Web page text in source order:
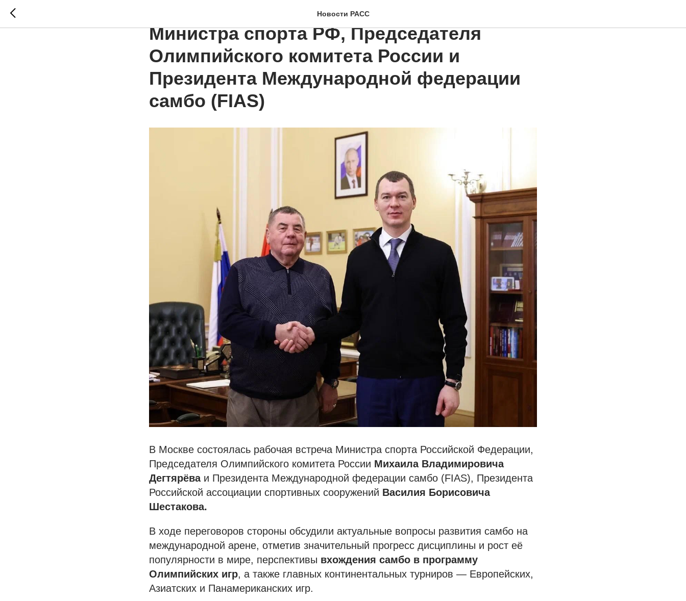
Новости РАСС
В Москве состоялась рабочая встреча
Министра спорта РФ, Председателя
Олимпийского комитета России и
Президента Международной федерации
самбо (FIAS)
В Москве состоялась рабочая встреча Министра спорта Российской Федерации,
Председателя Олимпийского комитета России Михаила Владимировича
Дегтярёваи Президента Международной федерации самбо (FIAS), Президента
Российской ассоциации спортивных сооружений Василия Борисовича
Шестакова.
В ходе переговоров стороны обсудили актуальные вопросы развития самбо на
международной арене, отметив значительный прогресс дисциплины и рост её
популярности в мире, перспективы вхождения самбо в программу
Олимпийских игр, а также главных континентальных турниров — Европейских,
Азиатских и Панамериканских игр.